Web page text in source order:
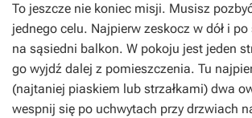
To jeszcze nie koniec misji. Musisz
jednego celu. Najpierw zeskocz w dół i po
na sąsiedni balkon. W pokoju jest jeden
go wyjdź dalej z pomieszczenia. Tu
(najtaniej piaskiem lub strzałkami) dwa
wespnij się po uchwytach przy drzwiach